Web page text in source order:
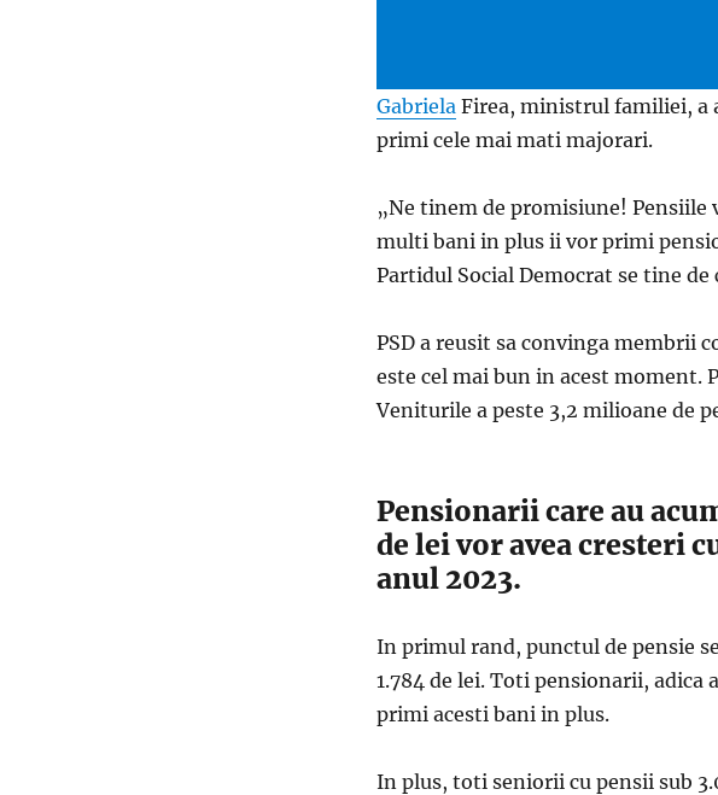
Gabriela Firea, ministrul familiei, a
primi cele mai mati majorari.
„Ne tinem de promisiune! Pensiile
multi bani in plus ii vor primi
Partidul Social Democrat se tine de
PSD a reusit sa convinga membrii
este cel mai bun in acest moment.
Veniturile a peste 3,2 milioane de
Pensionarii care au
de lei vor avea cresteri
anul 2023.
In primul rand, punctul de pensie
1.784 de lei. Toti pensionarii, adica
primi acesti bani in plus.
In plus, toti seniorii cu pensii sub